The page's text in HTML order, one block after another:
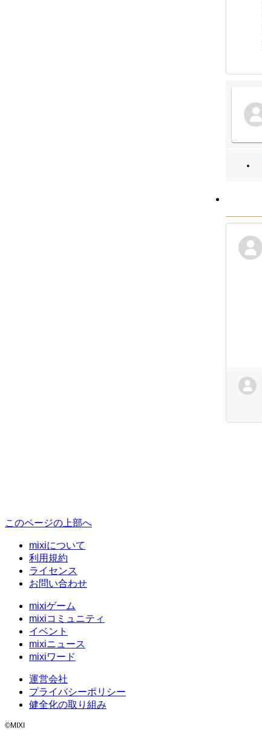
このページの上部へ
mixiについて
利用規約
ライセンス
お問い合わせ
mixiゲーム
mixiコミュニティ
イベント
mixiニュース
mixiワード
運営会社
プライバシーポリシー
健全化の取り組み
©MIXI